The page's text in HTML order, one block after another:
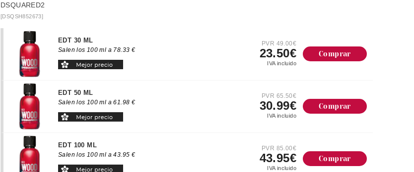
DSQUARED2
[DSQSH852673]
EDT 30 ML
Salen los 100 ml a 78.33 €
PVR 49.00€
23.50€
IVA incluido
Comprar
EDT 50 ML
Salen los 100 ml a 61.98 €
PVR 65.50€
30.99€
IVA incluido
Comprar
EDT 100 ML
Salen los 100 ml a 43.95 €
PVR 85.00€
43.95€
IVA incluido
Comprar